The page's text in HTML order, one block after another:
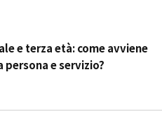
e terza età: come avviene
e servizio?